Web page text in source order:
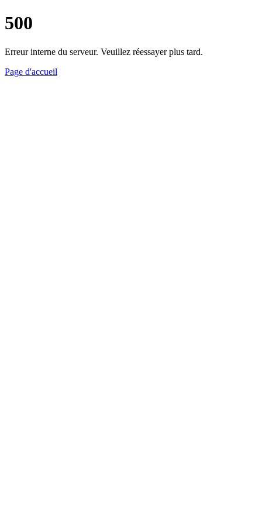
500
Erreur interne du serveur. Veuillez réessayer plus tard.
Page d'accueil